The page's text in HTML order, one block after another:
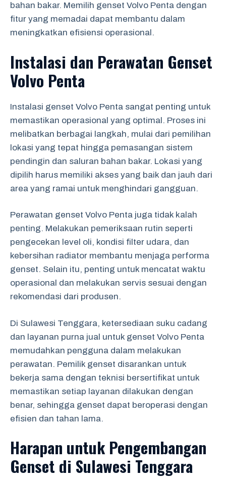
bahan bakar. Memilih genset Volvo Penta dengan
fitur yang memadai dapat membantu dalam
meningkatkan efisiensi operasional.
Instalasi dan Perawatan Genset
Volvo Penta
Instalasi genset Volvo Penta sangat penting untuk
memastikan operasional yang optimal. Proses ini
melibatkan berbagai langkah, mulai dari pemilihan
lokasi yang tepat hingga pemasangan sistem
pendingin dan saluran bahan bakar. Lokasi yang
dipilih harus memiliki akses yang baik dan jauh dari
area yang ramai untuk menghindari gangguan.
Perawatan genset Volvo Penta juga tidak kalah
penting. Melakukan pemeriksaan rutin seperti
pengecekan level oli, kondisi filter udara, dan
kebersihan radiator membantu menjaga performa
genset. Selain itu, penting untuk mencatat waktu
operasional dan melakukan servis sesuai dengan
rekomendasi dari produsen.
Di Sulawesi Tenggara, ketersediaan suku cadang
dan layanan purna jual untuk genset Volvo Penta
memudahkan pengguna dalam melakukan
perawatan. Pemilik genset disarankan untuk
bekerja sama dengan teknisi bersertifikat untuk
memastikan setiap layanan dilakukan dengan
benar, sehingga genset dapat beroperasi dengan
efisien dan tahan lama.
Harapan untuk Pengembangan
Genset di Sulawesi Tenggara